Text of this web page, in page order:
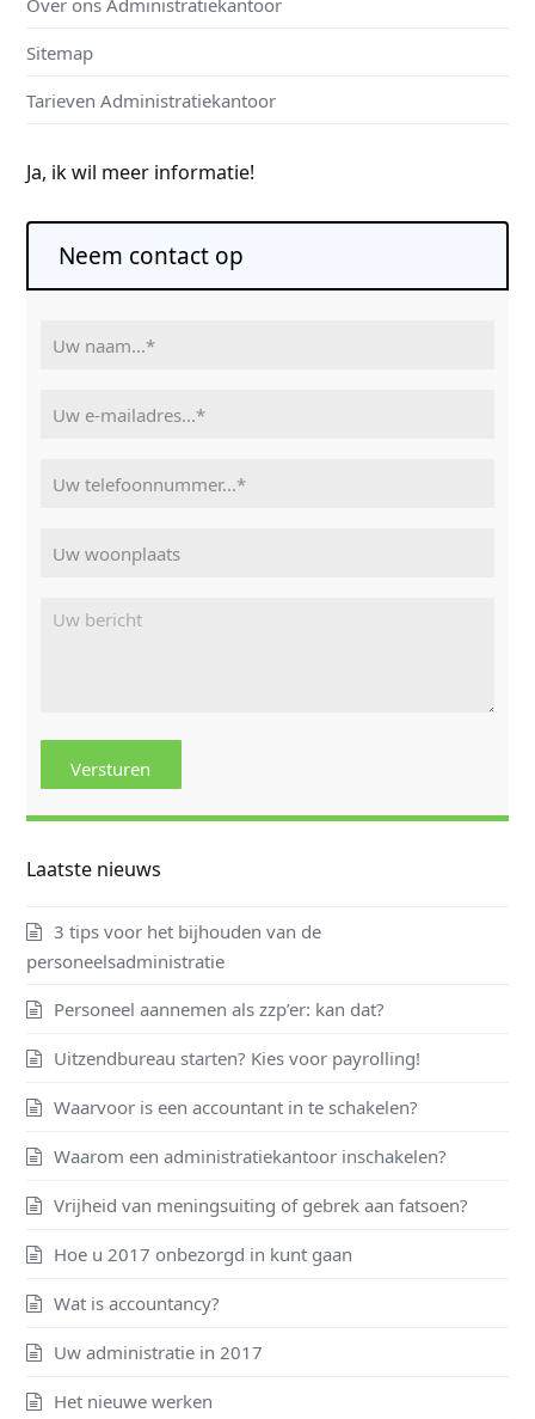
Sitemap
Tarieven Administratiekantoor
Ja, ik wil meer informatie!
Neem contact op
Laatste nieuws
3 tips voor het bijhouden van de
personeelsadministratie
Personeel aannemen als zzp’er: kan dat?
Uitzendbureau starten? Kies voor payrolling!
Waarvoor is een accountant in te schakelen?
Waarom een administratiekantoor inschakelen?
Vrijheid van meningsuiting of gebrek aan fatsoen?
Hoe u 2017 onbezorgd in kunt gaan
Wat is accountancy?
Uw administratie in 2017
Het nieuwe werken